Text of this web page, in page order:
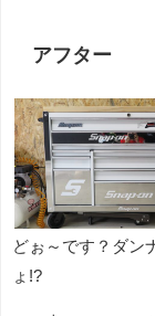
アフター
どぉ～です？ダ
ょ!?